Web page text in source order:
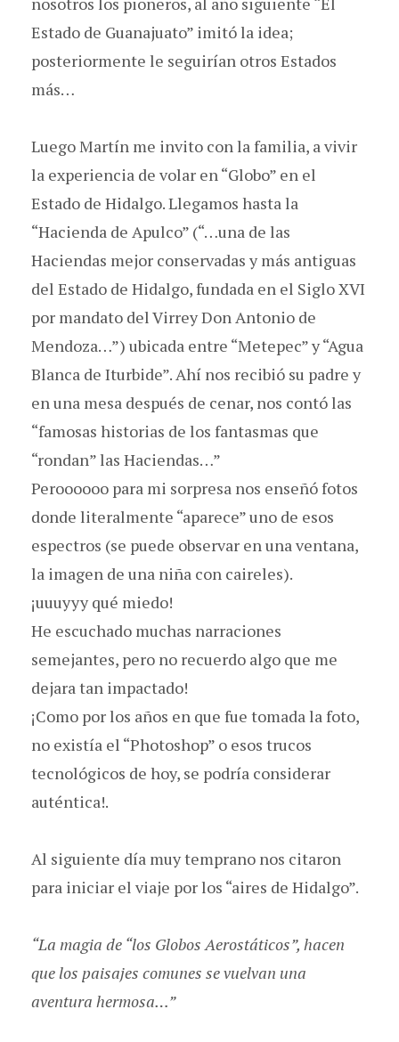
Estado de Guanajuato” imitó la idea;
posteriormente le seguirían otros Estados
más…
Luego Martín me invito con la familia, a vivir
la experiencia de volar en “Globo” en el
Estado de Hidalgo. Llegamos hasta la
“Hacienda de Apulco” (“…una de las
Haciendas mejor conservadas y más antiguas
del Estado de Hidalgo, fundada en el Siglo XVI
por mandato del Virrey Don Antonio de
Mendoza…”) ubicada entre “Metepec” y “Agua
Blanca de Iturbide”. Ahí nos recibió su padre y
en una mesa después de cenar, nos contó las
“famosas historias de los fantasmas que
“rondan” las Haciendas…”
Peroooooo para mi sorpresa nos enseñó fotos
donde literalmente “aparece” uno de esos
espectros (se puede observar en una ventana,
la imagen de una niña con caireles).
¡uuuyyy qué miedo!
He escuchado muchas narraciones
semejantes, pero no recuerdo algo que me
dejara tan impactado!
¡Como por los años en que fue tomada la foto,
no existía el “Photoshop” o esos trucos
tecnológicos de hoy, se podría considerar
auténtica!.
Al siguiente día muy temprano nos citaron
para iniciar el viaje por los “aires de Hidalgo”.
“La magia de “los Globos Aerostáticos”, hacen
que los paisajes comunes se vuelvan una
aventura hermosa…”